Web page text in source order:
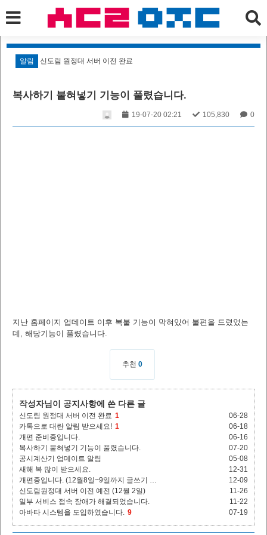
알림 신도림 원정대 서버 이전 완료
복사하기 붙혀넣기 기능이 풀렸습니다.
19-07-20 02:21 105,830 0
지난 홈페이지 업데이트 이후 복붙 기능이 막혀있어 불편을 드렸었는
데, 해당기능이 풀렸습니다.
추천 0
작성자님이 공지사항에 쓴 다른 글
신도림 원정대 서버 이전 완료 1
06-28
카톡으로 대란 알림 받으세요! 1
06-18
개편 준비중입니다.
06-16
복사하기 붙혀넣기 기능이 풀렸습니다.
07-20
공시계산기 업데이트 알림
05-08
새해 복 많이 받으세요.
12-31
개편중입니다. (12월8일~9일까지 글쓰기 …
12-09
신도림원정대 서버 이전 예전 (12월 2일)
11-26
일부 서비스 접속 장애가 해결되었습니다.
11-22
아바타 시스템을 도입하였습니다. 9 07-19